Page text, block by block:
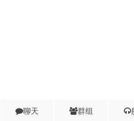
聊天 群组